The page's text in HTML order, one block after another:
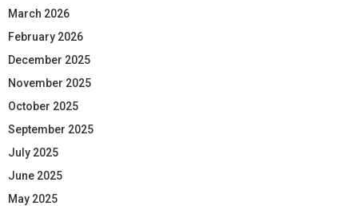
March 2026
February 2026
December 2025
November 2025
October 2025
September 2025
July 2025
June 2025
May 2025